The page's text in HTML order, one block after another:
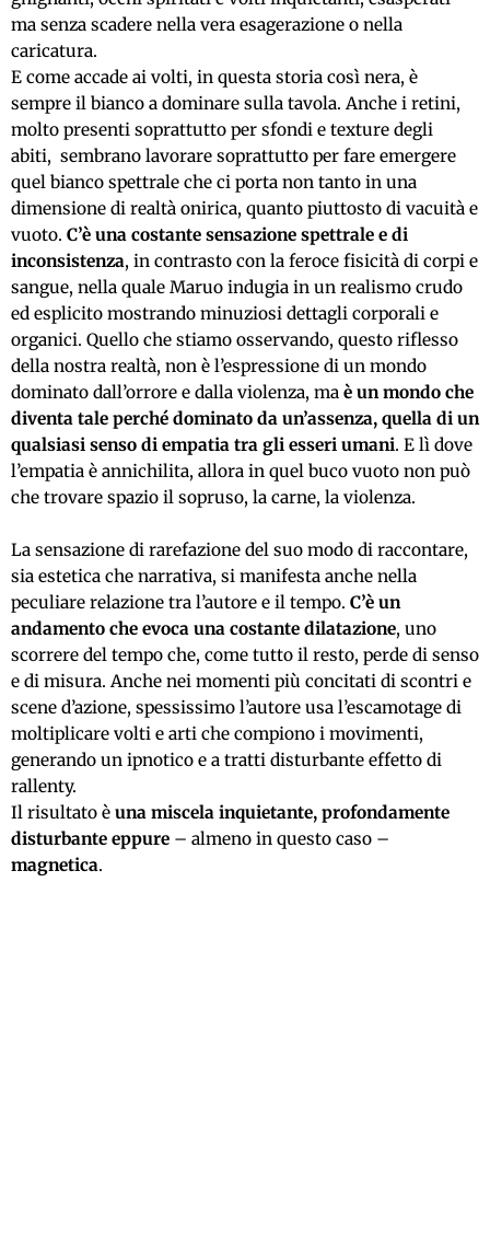
ma senza scadere nella vera esagerazione o nella
caricatura.
E come accade ai volti, in questa storia così nera, è
sempre il bianco a dominare sulla tavola. Anche i retini,
molto presenti soprattutto per sfondi e texture degli
abiti, sembrano lavorare soprattutto per fare emergere
quel bianco spettrale che ci porta non tanto in una
dimensione di realtà onirica, quanto piuttosto di vacuità e
vuoto. C’è una costante sensazione spettrale e di
inconsistenza, in contrasto con la feroce fisicità di corpi e
sangue, nella quale Maruo indugia in un realismo crudo
ed esplicito mostrando minuziosi dettagli corporali e
organici. Quello che stiamo osservando, questo riflesso
della nostra realtà, non è l’espressione di un mondo
dominato dall’orrore e dalla violenza, ma è un mondo che
diventa tale perché dominato da un’assenza, quella di un
qualsiasi senso di empatia tra gli esseri umani. E lì dove
l’empatia è annichilita, allora in quel buco vuoto non può
che trovare spazio il sopruso, la carne, la violenza.
La sensazione di rarefazione del suo modo di raccontare,
sia estetica che narrativa, si manifesta anche nella
peculiare relazione tra l’autore e il tempo. C’è un
andamento che evoca una costante dilatazione, uno
scorrere del tempo che, come tutto il resto, perde di senso
e di misura. Anche nei momenti più concitati di scontri e
scene d’azione, spessissimo l’autore usa l’escamotage di
moltiplicare volti e arti che compiono i movimenti,
generando un ipnotico e a tratti disturbante effetto di
rallenty.
Il risultato è una miscela inquietante, profondamente
disturbante eppure – almeno in questo caso –
magnetica.